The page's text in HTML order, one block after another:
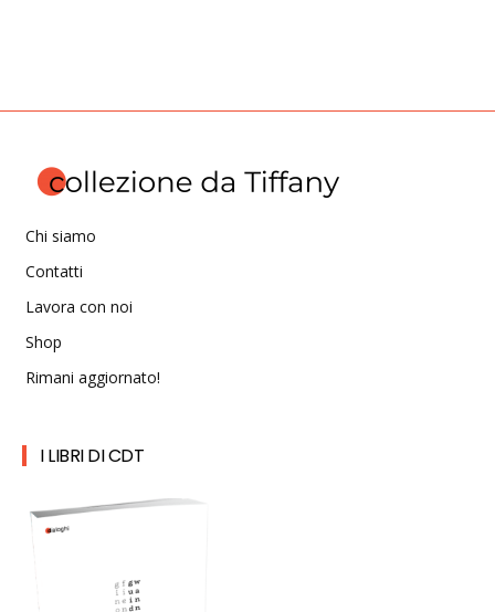
Chi siamo
Contatti
Lavora con noi
Shop
Rimani aggiornato!
I LIBRI DI CDT